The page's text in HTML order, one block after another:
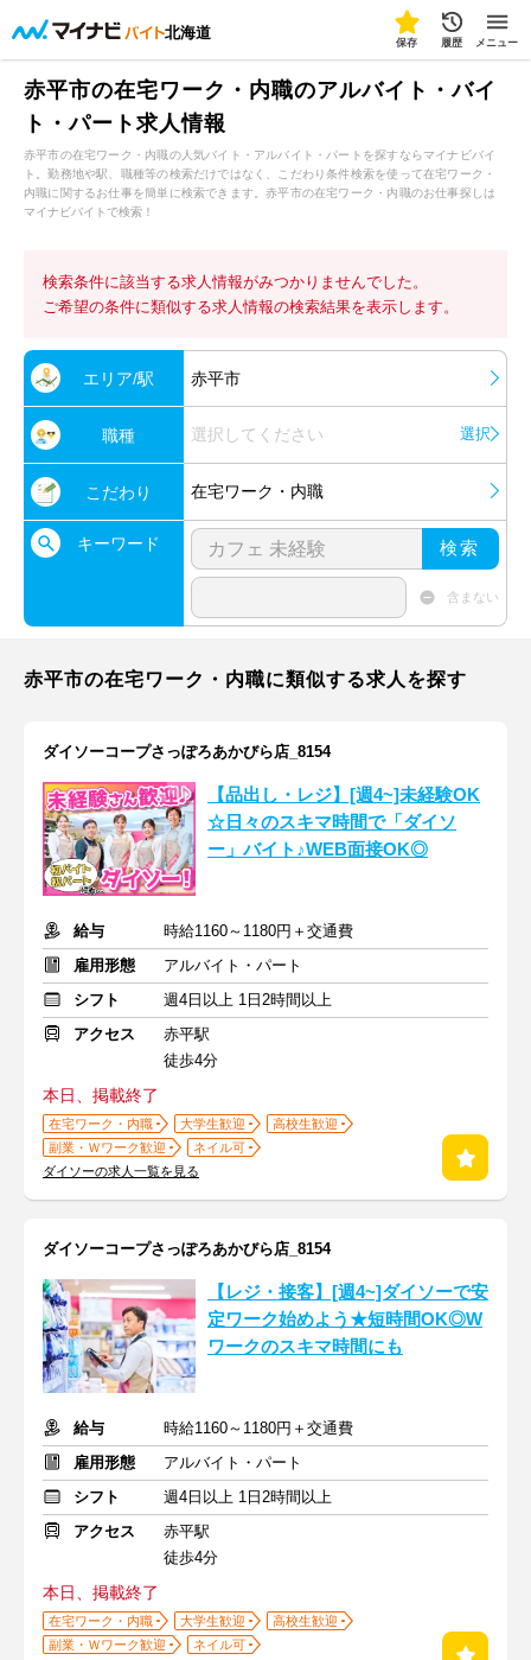
北海道
保存 履歴 メニュー
赤平市の在宅ワーク・内職のアルバイト・バイ
ト・パート求人情報
赤平市の在宅ワーク・内職の人気バイト・アルバイト・パートを探すならマイナビバイ
ト。勤務地や駅、職種等の検索だけではなく、こだわり条件検索を使って在宅ワーク・
内職に関するお仕事を簡単に検索できます。赤平市の在宅ワーク・内職のお仕事探しは
マイナビバイトで検索！
検索条件に該当する求人情報がみつかりませんでした。
ご希望の条件に類似する求人情報の検索結果を表示します。
エリア/駅 赤平市
職種 選択してください 選択
こだわり 在宅ワーク・内職
キーワード 検索
含まない
赤平市の在宅ワーク・内職に類似する求人を探す
ダイソーコープさっぽろあかびら店_8154
【品出し・レジ】[週4~]未経験OK
☆日々のスキマ時間で「ダイソ
ー」バイト♪WEB面接OK◎
給与
時給1160～1180円＋交通費
雇用形態
アルバイト・パート
シフト
週4日以上 1日2時間以上
アクセス
赤平駅
徒歩4分
本日、掲載終了
在宅ワーク・内職 大学生歓迎
高校生歓迎
副業・Ｗワーク歓迎
ネイル可
ダイソーの求人一覧を見る
ダイソーコープさっぽろあかびら店_8154
【レジ・接客】[週4~]ダイソーで安
定ワーク始めよう★短時間OK◎W
ワークのスキマ時間にも
給与
時給1160～1180円＋交通費
雇用形態
アルバイト・パート
シフト
週4日以上 1日2時間以上
アクセス
赤平駅
徒歩4分
本日、掲載終了
在宅ワーク・内職 大学生歓迎
高校生歓迎
副業・Ｗワーク歓迎
ネイル可